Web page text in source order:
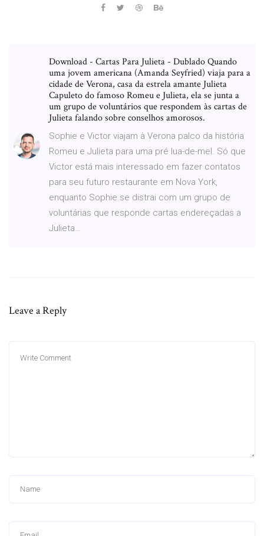
Download - Cartas Para Julieta - Dublado Quando
uma jovem americana (Amanda Seyfried) viaja para a
cidade de Verona, casa da estrela amante Julieta
Capuleto do famoso Romeu e Julieta, ela se junta a
um grupo de voluntários que respondem às cartas de
Julieta falando sobre conselhos amorosos.
Sophie e Victor viajam à Verona palco da história
Romeu e Julieta para uma pré lua-de-mel. Só que
Victor está mais interessado em fazer contatos
para seu futuro restaurante em Nova York,
enquanto Sophie se distrai com um grupo de
voluntárias que responde cartas endereçadas a
Julieta…
Leave a Reply